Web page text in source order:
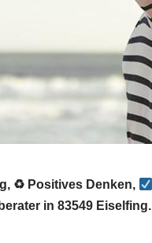
♻ Positives Denken,
in 83549 Eiselfing.